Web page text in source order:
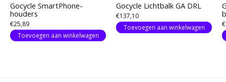
Gocycle SmartPhone-
houders
€25,89
Toevoegen aan winkelwagen
Gocycle Lichtbalk GA DRL
€137,10
Toevoegen aan winkelwagen